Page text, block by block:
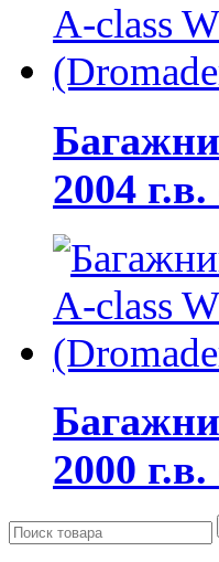
2004
2000